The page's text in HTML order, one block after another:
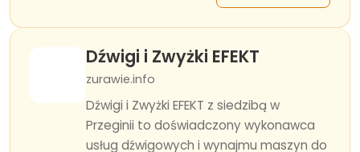
Dźwigi i Zwyżki EFEKT
zurawie.info
Dźwigi i Zwyżki EFEKT z siedzibą w
Przeginii to doświadczony wykonawca
usług dźwigowych i wynajmu maszyn do